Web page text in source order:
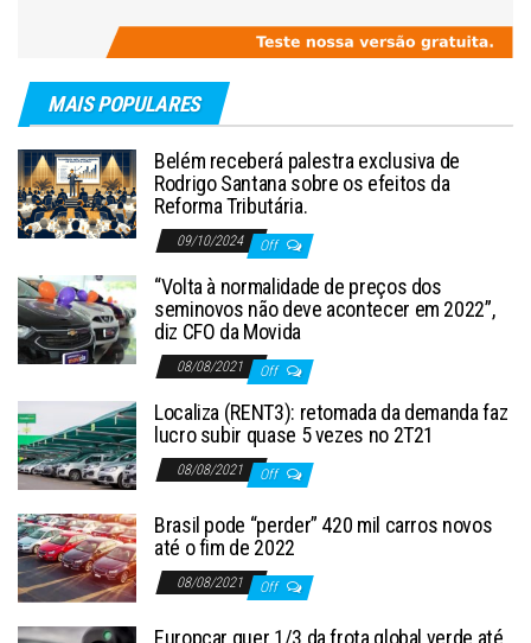
MAIS POPULARES
Belém receberá palestra exclusiva de
Rodrigo Santana sobre os efeitos da
Reforma Tributária.
09/10/2024 Off
“Volta à normalidade de preços dos
seminovos não deve acontecer em 2022”,
diz CFO da Movida
08/08/2021 Off
Localiza (RENT3): retomada da demanda faz
lucro subir quase 5 vezes no 2T21
08/08/2021 Off
Brasil pode “perder” 420 mil carros novos
até o fim de 2022
08/08/2021 Off
Europcar quer 1/3 da frota global verde até